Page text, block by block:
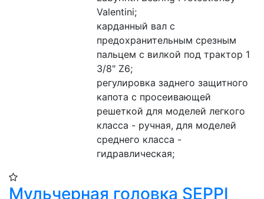
Valentini;
карданный вал с
предохранительным срезным
пальцем с вилкой под трактор 1
3/8" Z6;
регулировка заднего защитного
капота с просеивающей
решеткой для моделей легкого
класса - ручная, для моделей
среднего класса -
гидравлическая;
Мульчерная головка SEPPI